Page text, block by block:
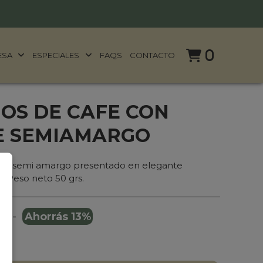
ESPECIALES FAQS CONTACTO 0
DE CAFE CON
SEMIAMARGO
semi amargo presentado en elegante
Peso neto 50 grs.
- Ahorrás 13%